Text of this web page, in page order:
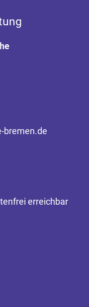
bremen.de
erreichbar